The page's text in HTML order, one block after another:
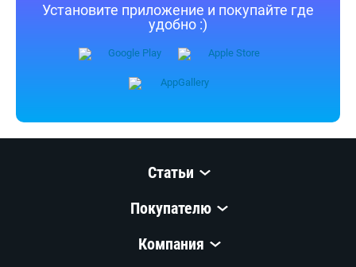
Установите приложение и покупайте где
удобно :)
Статьи
Покупателю
Компания